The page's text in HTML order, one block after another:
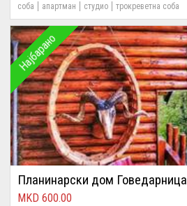
соба
апартман студио трокреветна соба
Најбарано
Планинарски дом Говедарница
600.00